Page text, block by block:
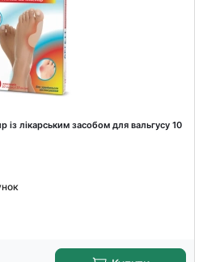
лікарським засобом для вальгусу 10